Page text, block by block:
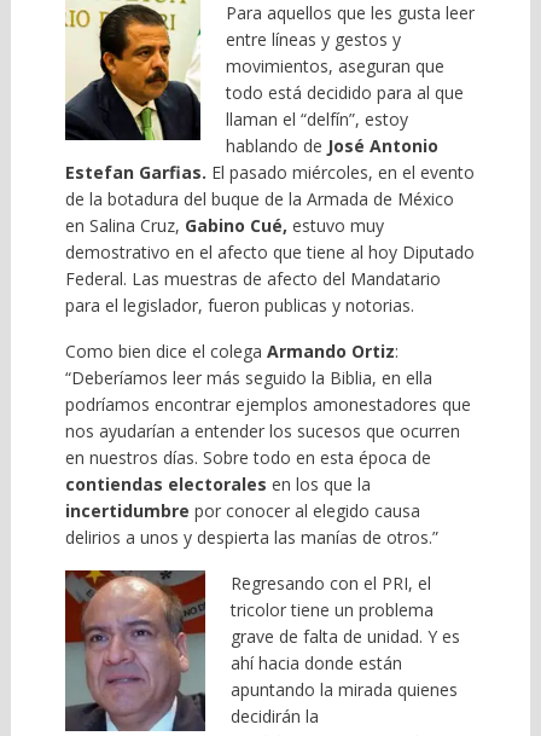
Para aquellos que les gusta leer
entre líneas y gestos y
movimientos, aseguran que
todo está decidido para al que
llaman el “delfín”, estoy
hablando de José Antonio
Estefan Garfias. El pasado miércoles, en el evento
de la botadura del buque de la Armada de México
en Salina Cruz, Gabino Cué, estuvo muy
demostrativo en el afecto que tiene al hoy Diputado
Federal. Las muestras de afecto del Mandatario
para el legislador, fueron publicas y notorias.
Como bien dice el colega Armando Ortiz:
“Deberíamos leer más seguido la Biblia, en ella
podríamos encontrar ejemplos amonestadores que
nos ayudarían a entender los sucesos que ocurren
en nuestros días. Sobre todo en esta época de
contiendas electorales en los que la
incertidumbre por conocer al elegido causa
delirios a unos y despierta las manías de otros.”
Regresando con el PRI, el
tricolor tiene un problema
grave de falta de unidad. Y es
ahí hacia donde están
apuntando la mirada quienes
decidirán la